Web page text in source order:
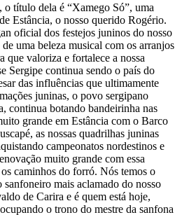
o título dela é “Xamego Só”, uma
Estância, o nosso querido Rogério.
oficial dos festejos juninos do nosso
uma beleza musical com os arranjos
que valoriza e fortalece a nossa
Sergipe continua sendo o país do
das influências que ultimamente
juninas, o povo sergipano
continua botando bandeirinha nas
grande em Estância com o Barco
as nossas quadrilhas juninas
campeonatos nordestinos e
muito grande com essa
caminhos do forró. Nós temos o
mais aclamado do nosso
de Carira e é quem está hoje,
o trono do mestre da sanfona